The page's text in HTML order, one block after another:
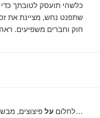
כלשהי תועסק לטובתך
שתפנט נחש, מציינת את
חוק וחברים משפיעים.
…לחלוםעל פיצוצים,